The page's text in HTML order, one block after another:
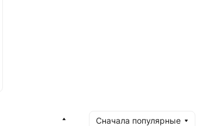
Сначала популярные